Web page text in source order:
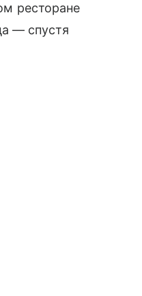
ресторане
— спустя